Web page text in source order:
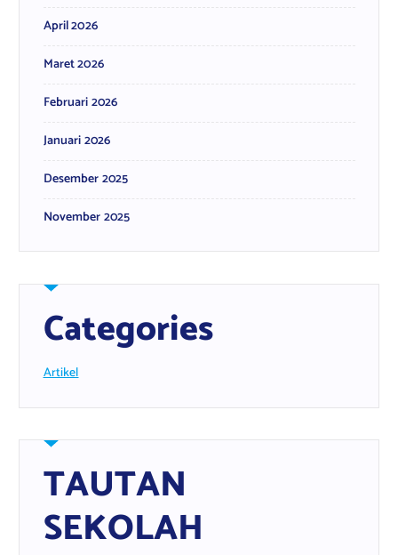
April 2026
Maret 2026
Februari 2026
Januari 2026
Desember 2025
November 2025
Categories
Artikel
TAUTAN
SEKOLAH